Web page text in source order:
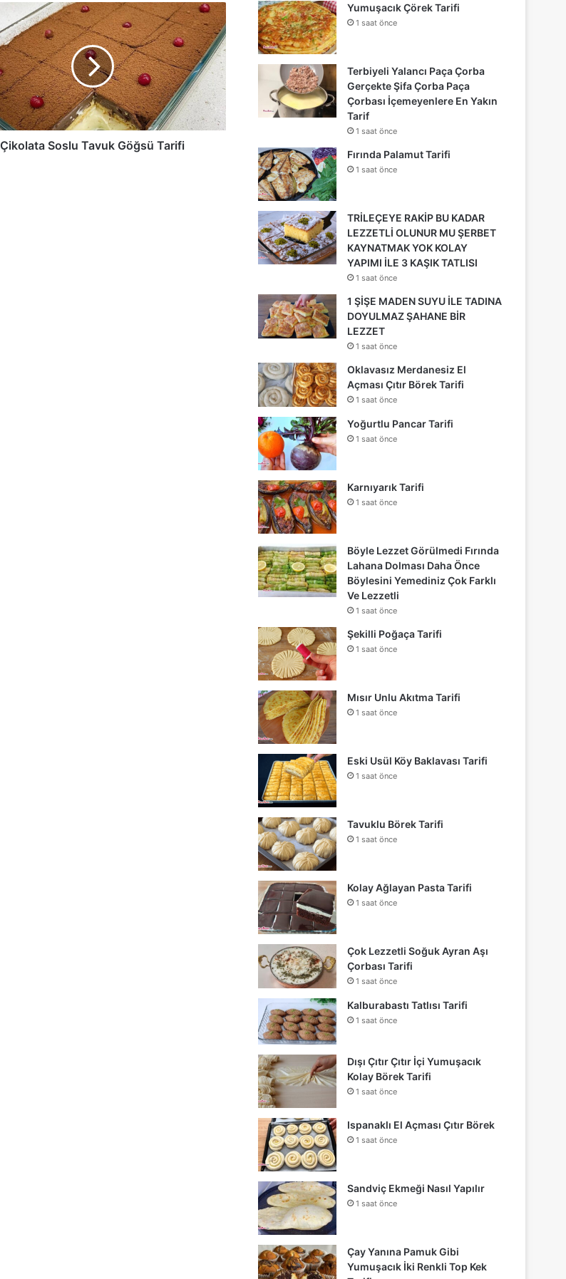
Çikolata Soslu Tavuk Göğsü Tarifi
Yumuşacık Çörek Tarifi
1 saat önce
Terbiyeli Yalancı Paça Çorba
Gerçekte Şifa Çorba Paça
Çorbası İçemeyenlere En Yakın
Tarif
1 saat önce
Fırında Palamut Tarifi
1 saat önce
TRİLEÇEYE RAKİP BU KADAR
LEZZETLİ OLUNUR MU ŞERBET
KAYNATMAK YOK KOLAY
YAPIMI İLE 3 KAŞIK TATLISI
1 saat önce
1 ŞİŞE MADEN SUYU İLE TADINA
DOYULMAZ ŞAHANE BİR
LEZZET
1 saat önce
Oklavasız Merdanesiz El
Açması Çıtır Börek Tarifi
1 saat önce
Yoğurtlu Pancar Tarifi
1 saat önce
Karnıyarık Tarifi
1 saat önce
Böyle Lezzet Görülmedi Fırında
Lahana Dolması Daha Önce
Böylesini Yemediniz Çok Farklı
Ve Lezzetli
1 saat önce
Şekilli Poğaça Tarifi
1 saat önce
Mısır Unlu Akıtma Tarifi
1 saat önce
Eski Usül Köy Baklavası Tarifi
1 saat önce
Tavuklu Börek Tarifi
1 saat önce
Kolay Ağlayan Pasta Tarifi
1 saat önce
Çok Lezzetli Soğuk Ayran Aşı
Çorbası Tarifi
1 saat önce
Kalburabastı Tatlısı Tarifi
1 saat önce
Dışı Çıtır Çıtır İçi Yumuşacık
Kolay Börek Tarifi
1 saat önce
Ispanaklı El Açması Çıtır Börek
1 saat önce
Sandviç Ekmeği Nasıl Yapılır
1 saat önce
Çay Yanına Pamuk Gibi
Yumuşacık İki Renkli Top Kek